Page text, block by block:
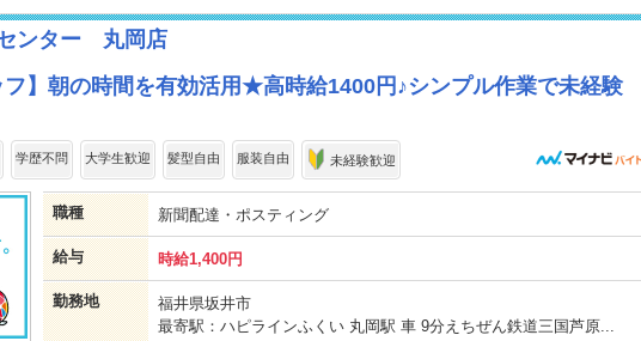
ンター 丸岡店
フ】朝の時間を有効活用★高時給1400円♪シンプル作業で未経験
学歴不問 大学生歓迎 髪型自由 服装自由 未経験歓迎
職種 新聞配達・ポスティング
給与 時給1,400円
勤務地
福井県坂井市
最寄駅：ハピラインふくい 丸岡駅 車 9分えちぜん鉄道三国芦原...